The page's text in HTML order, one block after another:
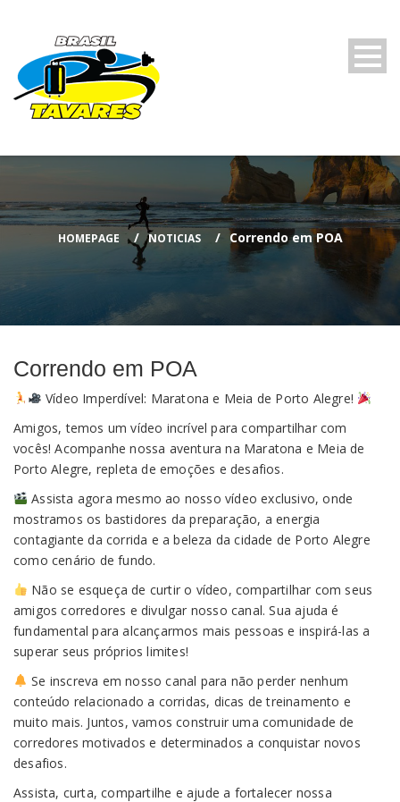
Login
HOMEPAGE NOTICIAS Correndo em POA
Correndo em POA
Vídeo Imperdível: Maratona e Meia de Porto Alegre!
Amigos, temos um vídeo incrível para compartilhar com
vocês! Acompanhe nossa aventura na Maratona e Meia de
Porto Alegre, repleta de emoções e desafios.
Assista agora mesmo ao nosso vídeo exclusivo, onde
mostramos os bastidores da preparação, a energia
contagiante da corrida e a beleza da cidade de Porto Alegre
como cenário de fundo.
Não se esqueça de curtir o vídeo, compartilhar com seus
amigos corredores e divulgar nosso canal. Sua ajuda é
fundamental para alcançarmos mais pessoas e inspirá-las a
superar seus próprios limites!
Se inscreva em nosso canal para não perder nenhum
conteúdo relacionado a corridas, dicas de treinamento e
muito mais. Juntos, vamos construir uma comunidade de
corredores motivados e determinados a conquistar novos
desafios.
Assista, curta, compartilhe e ajude a fortalecer nossa